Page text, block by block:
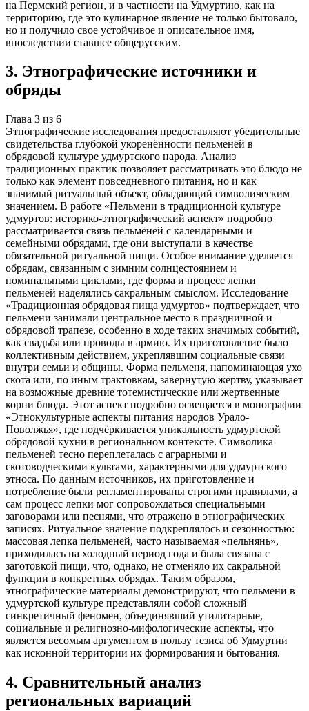
на Пермский регион, и в частности на Удмуртию, как на
территорию, где это кулинарное явление не только бытовало,
но и получило свое устойчивое и описательное имя,
впоследствии ставшее общерусским.
3. Этнографические источники и
обряды
Глава 3 из 6
Этнографические исследования предоставляют убедительные
свидетельства глубокой укоренённости пельменей в
обрядовой культуре удмуртского народа. Анализ
традиционных практик позволяет рассматривать это блюдо не
только как элемент повседневного питания, но и как
значимый ритуальный объект, обладающий символическим
значением. В работе «Пельмени в традиционной культуре
удмуртов: историко-этнографический аспект» подробно
рассматривается связь пельменей с календарными и
семейными обрядами, где они выступали в качестве
обязательной ритуальной пищи. Особое внимание уделяется
обрядам, связанным с зимним солнцестоянием и
поминальными циклами, где форма и процесс лепки
пельменей наделялись сакральным смыслом. Исследование
«Традиционная обрядовая пища удмуртов» подтверждает, что
пельмени занимали центральное место в праздничной и
обрядовой трапезе, особенно в ходе таких значимых событий,
как свадьба или проводы в армию. Их приготовление было
коллективным действием, укреплявшим социальные связи
внутри семьи и общины. Форма пельменя, напоминающая ухо
скота или, по иным трактовкам, завернутую жертву, указывает
на возможные древние тотемистические или жертвенные
корни блюда. Этот аспект подробно освещается в монографии
«Этнокультурные аспекты питания народов Урало-
Поволжья», где подчёркивается уникальность удмуртской
обрядовой кухни в региональном контексте. Символика
пельменей тесно переплеталась с аграрными и
скотоводческими культами, характерными для удмуртского
этноса. По данным источников, их приготовление и
потребление были регламентированы строгими правилами, а
сам процесс лепки мог сопровождаться специальными
заговорами или песнями, что отражено в этнографических
записях. Ритуальное значение подкреплялось и сезонностью:
массовая лепка пельменей, часто называемая «пельнянь»,
приходилась на холодный период года и была связана с
заготовкой пищи, что, однако, не отменяло их сакральной
функции в конкретных обрядах. Таким образом,
этнографические материалы демонстрируют, что пельмени в
удмуртской культуре представляли собой сложный
синкретичный феномен, объединявший утилитарные,
социальные и религиозно-мифологические аспекты, что
является весомым аргументом в пользу тезиса об Удмуртии
как исконной территории их формирования и бытования.
4. Сравнительный анализ
региональных вариаций